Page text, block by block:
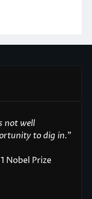
not well
to dig in."
Nobel Prize